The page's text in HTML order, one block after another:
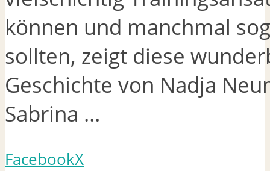
können und manchmal
sollten, zeigt diese
Geschichte von Nadja
Sabrina …
FacebookX